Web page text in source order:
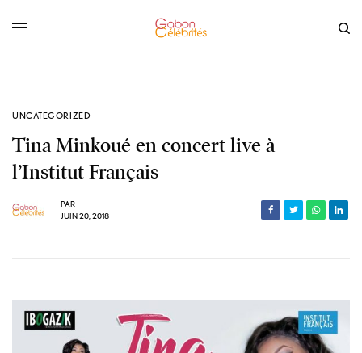
UNCATEGORIZED
Tina Minkoué en concert live à
l’Institut Français
PAR
JUIN 20, 2018